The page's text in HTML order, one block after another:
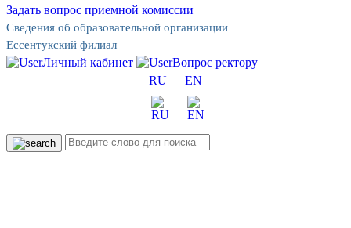
Задать вопрос приемной комиссии
Сведения об образовательной организации
Ессентукский филиал
Личный кабинет
Вопрос ректору
RU
EN